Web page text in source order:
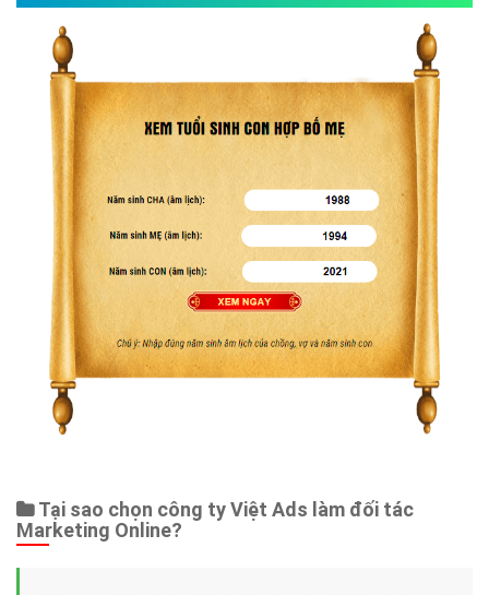
Tại sao chọn công ty Việt Ads làm đối tác
Marketing Online?